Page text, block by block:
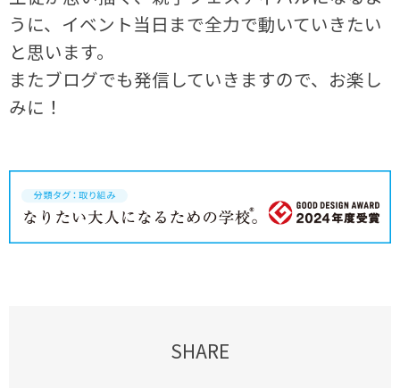
うに、イベント当日まで全力で動いていきたい
と思います。
またブログでも発信していきますので、お楽し
みに！
SHARE